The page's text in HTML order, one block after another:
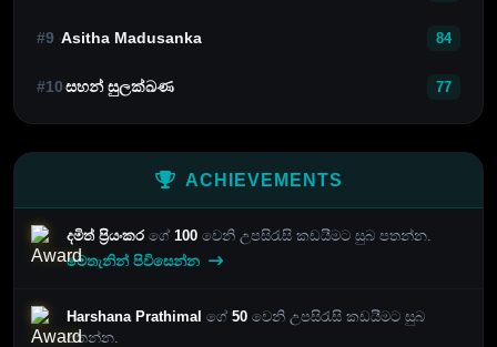
#9 Asitha Madusanka 84
#10සහන් සුලක්ඛණ 77
ACHIEVEMENTS
දමිත් ප්‍රියංකර ගේ 100 වෙනි උපසිරැසි කඩයීමට සුබ පතන්න.
මෙතැනින් පිවිසෙන්න
Harshana Prathimal ගේ 50 වෙනි උපසිරැසි කඩයීමට සුබ
පතන්න.